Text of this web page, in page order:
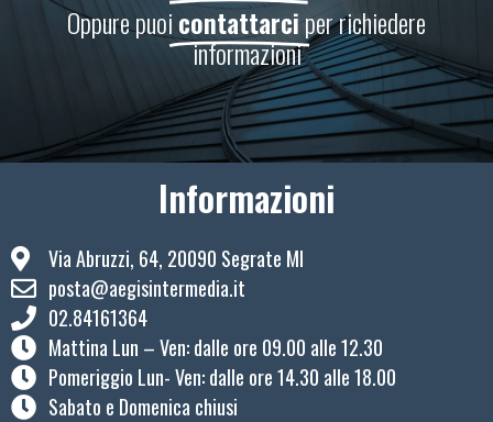
Oppure puoicontattarciper richiedere
informazioni
Informazioni
Via Abruzzi, 64, 20090 Segrate MI
posta@aegisintermedia.it
02.84161364
Mattina Lun – Ven: ​dalle ore 09.00 alle 12.30
Pomeriggio Lun- Ven: dalle ore 14.30 alle 18.00
Sabato e Domenica chiusi